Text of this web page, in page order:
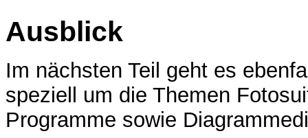
Ausblick
Im nächsten Teil geht es
speziell um die Themen
Programme sowie